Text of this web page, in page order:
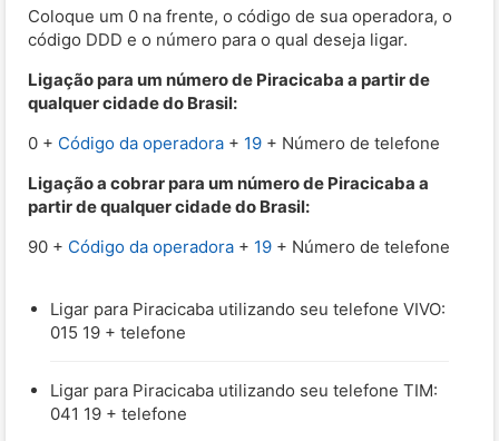
Coloque um 0 na frente, o código de sua operadora, o
código DDD e o número para o qual deseja ligar.
Ligação para um número de Piracicaba a partir de
qualquer cidade do Brasil:
0 + Código da operadora + 19 + Número de telefone
Ligação a cobrar para um número de Piracicaba a
partir de qualquer cidade do Brasil:
90 + Código da operadora + 19 + Número de telefone
Ligar para Piracicaba utilizando seu telefone VIVO:
015 19 + telefone
Ligar para Piracicaba utilizando seu telefone TIM:
041 19 + telefone